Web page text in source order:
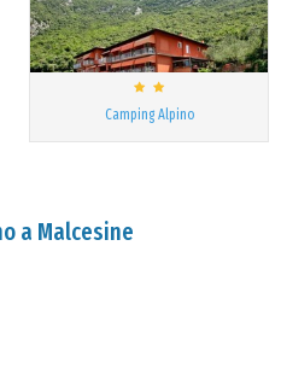
Camping Alpino
a Malcesine